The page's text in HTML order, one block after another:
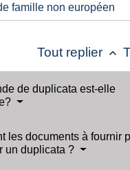
famille non européen
Tout replier keyboard_arrow_up
de duplicata est-elle
les documents à fournir
un duplicata ?